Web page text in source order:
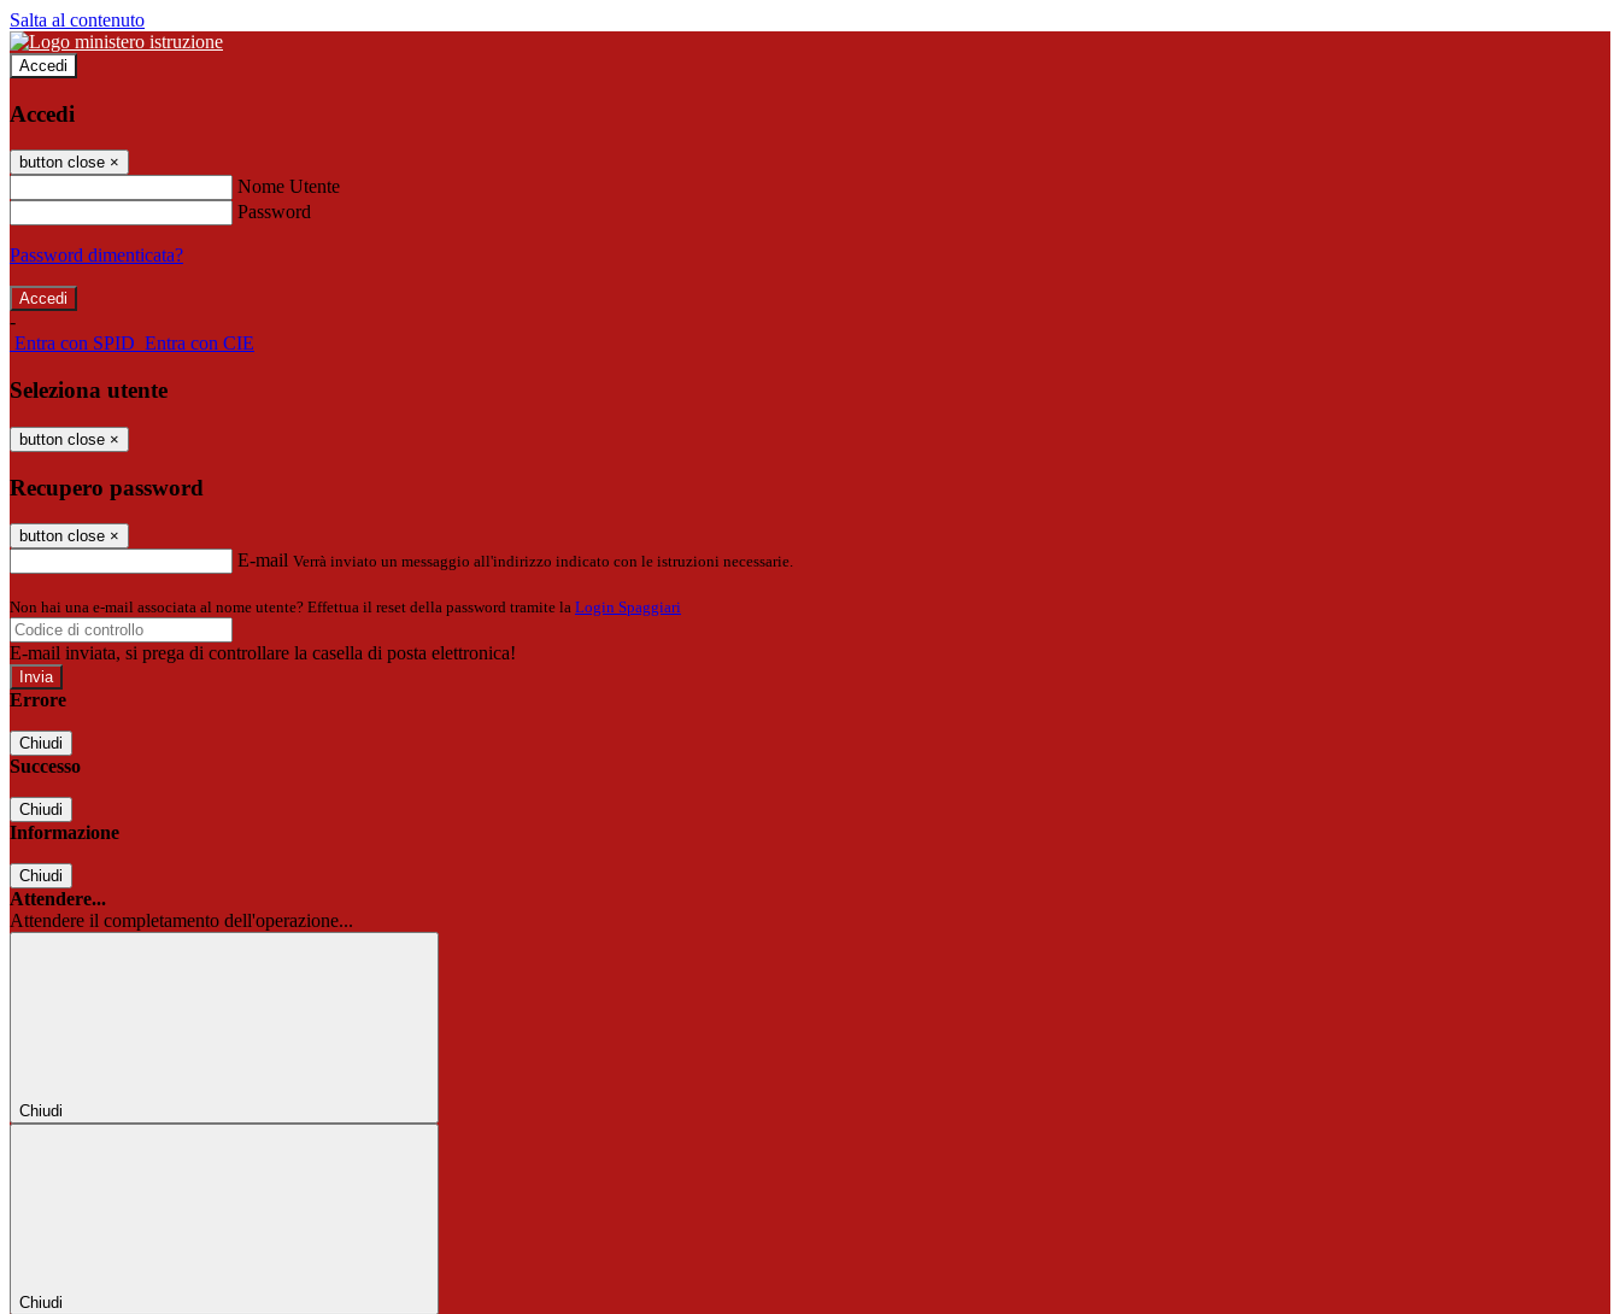
Salta al contenuto
Accedi
Accedi
button close ×
Nome Utente
Password
Password dimenticata?
-
Entra con SPID Entra con CIE
Seleziona utente
button close ×
Recupero password
button close ×
E-mail Verrà inviato un messaggio all'indirizzo indicato con le istruzioni necessarie.
Non hai una e-mail associata al nome utente? Effettua il reset della password tramite la Login Spaggiari
E-mail inviata, si prega di controllare la casella di posta elettronica!
Errore
Chiudi
Successo
Chiudi
Informazione
Chiudi
Attendere...
Attendere il completamento dell'operazione...
Chiudi
Chiudi